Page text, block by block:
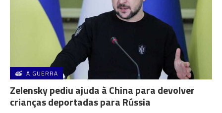
A GUERRA
Zelensky pediu ajuda à China para devolver
crianças deportadas para Rússia